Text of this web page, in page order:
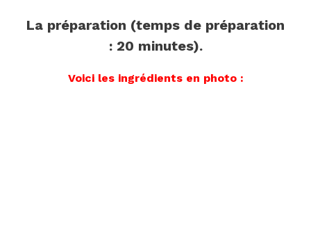
La préparation (temps de préparation
: 20 minutes).
Voici les ingrédients en photo :